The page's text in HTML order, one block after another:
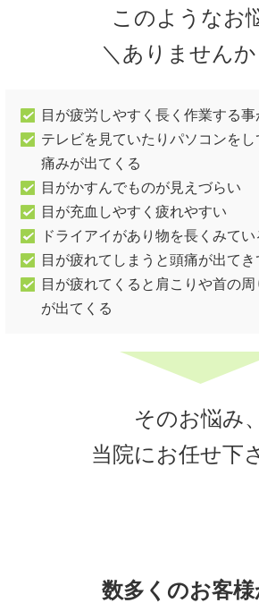
このようなお
＼ありませんか
目が疲労しやすく長く作業する事
テレビを見ていたりパソコンを
痛みが出てくる
目がかすんでものが見えづらい
目が充血しやすく疲れやすい
ドライアイがあり物を長くみて
目が疲れてしまうと頭痛が出てき
目が疲れてくると肩こりや首の
が出てくる
そのお悩み、
当院にお任せ下
数多くのお客様